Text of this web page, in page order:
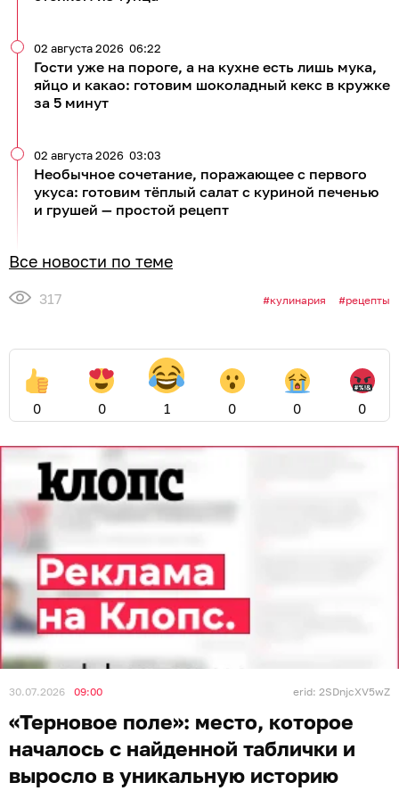
Гости уже на пороге, а на кухне есть лишь мука,
яйцо и какао: готовим шоколадный кекс в кружке
за 5 минут
02 августа 2026 06:22
Необычное сочетание, поражающее с первого
укуса: готовим тёплый салат с куриной печенью
и грушей — простой рецепт
02 августа 2026 03:03
Все новости по теме
317 кулинария рецепты
0 0 1 0 0 0
30.07.2026 09:00 erid: 2SDnjcXV5wZ
«Терновое поле»: место, которое
началось с найденной таблички и
выросло в уникальную историю